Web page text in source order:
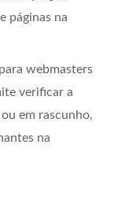
páginas na
webmasters
verificar a
em rascunho,
na